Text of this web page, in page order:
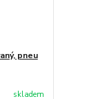
pneu
skladem